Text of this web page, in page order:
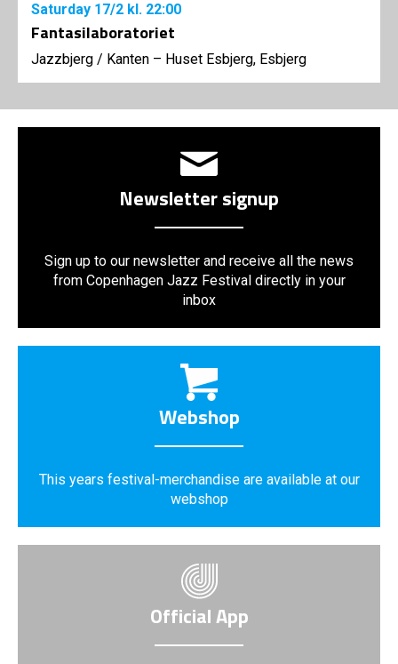
Saturday 17/2 kl. 22:00
Fantasilaboratoriet
Jazzbjerg / Kanten – Huset Esbjerg, Esbjerg
Newsletter signup
Sign up to our newsletter and receive all the news
from Copenhagen Jazz Festival directly in your
inbox
Webshop
This years festival-merchandise are available at our
webshop
Official App